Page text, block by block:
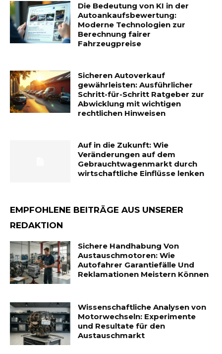
Die Bedeutung von KI in der
Autoankaufsbewertung:
Moderne Technologien zur
Berechnung fairer
Fahrzeugpreise
Sicheren Autoverkauf
gewährleisten: Ausführlicher
Schritt-für-Schritt Ratgeber zur
Abwicklung mit wichtigen
rechtlichen Hinweisen
Auf in die Zukunft: Wie
Veränderungen auf dem
Gebrauchtwagenmarkt durch
wirtschaftliche Einflüsse lenken
EMPFOHLENE BEITRÄGE AUS UNSERER
REDAKTION
Sichere Handhabung Von
Austauschmotoren: Wie
Autofahrer Garantiefälle Und
Reklamationen Meistern Können
Wissenschaftliche Analysen von
Motorwechseln: Experimente
und Resultate für den
Austauschmarkt